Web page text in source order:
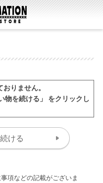
りません。
物を続ける」 をクリックし
項などの記載がございま